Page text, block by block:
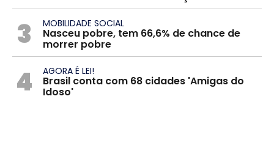
3 MOBILIDADE SOCIAL
Nasceu pobre, tem 66,6% de chance de
morrer pobre
4 AGORA É LEI!
Brasil conta com 68 cidades 'Amigas do
Idoso'